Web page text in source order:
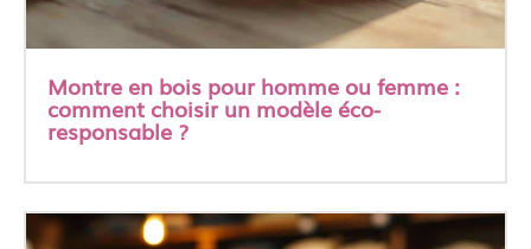
Montre en bois pour homme ou femme :
comment choisir un modèle éco-
responsable ?